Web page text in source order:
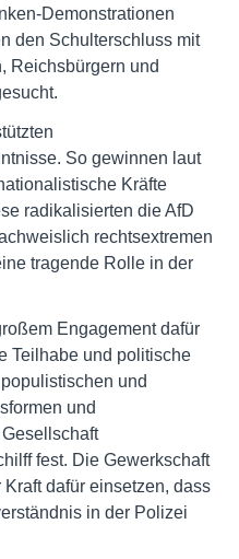
Demonstrationen
den Schulterschluss mit
Reichsbürgern und
So gewinnen laut
Kräfte
radikalisierten die AfD
rechtsextremen
tragende Rolle in der
Engagement dafür
Teilhabe und politische
und
und
fest. Die Gewerkschaft
dafür einsetzen, dass
in der Polizei